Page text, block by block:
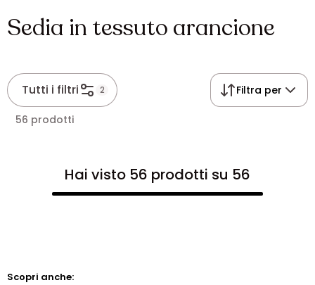
Sedia in tessuto arancione
Tutti i filtri 2 Filtra per
56 prodotti
Hai visto 56 prodotti su 56
Scopri anche: